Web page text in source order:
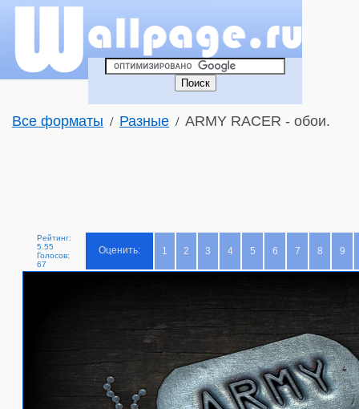
Все форматы / Разные / ARMY RACER - обои.
Рейтинг:
5.55
Голосов:
67
Оценить: 1 2 3 4 5 6 7 8 9